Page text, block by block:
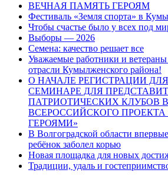
ВЕЧНАЯ ПАМЯТЬ ГЕРОЯМ
Фестиваль «Земля спорта» в
Чтобы счастье было у всех под
Выборы — 2026
Семена: качество решает все
Уважаемые работники и ветераны
отрасли Кумылженского района!
О НАЧАЛЕ РЕГИСТРАЦИИ
СЕМИНАРЕ ДЛЯ
ПАТРИОТИЧЕСКИХ КЛУБОВ
ВСЕРОССИЙСКОГО ПРОЕКТА
ГЕРОЯМИ»
В Волгоградской области впервые
ребёнок заболел корью
Новая площадка для новых
Традиции, удаль и